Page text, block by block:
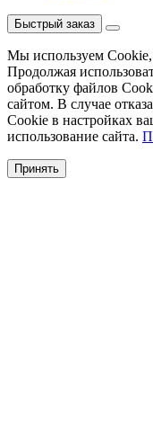
Быстрый заказ
Мы используем
Продолжая
обработку файлов
сайтом. В случае
Cookie в настройках
использование сайта.
Принять